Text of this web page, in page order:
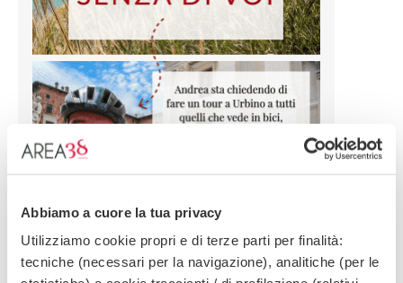
Abbiamo a cuore la tua privacy
Utilizziamo cookie propri e di terze parti per finalità:
tecniche (necessari per la navigazione), analitiche (per le